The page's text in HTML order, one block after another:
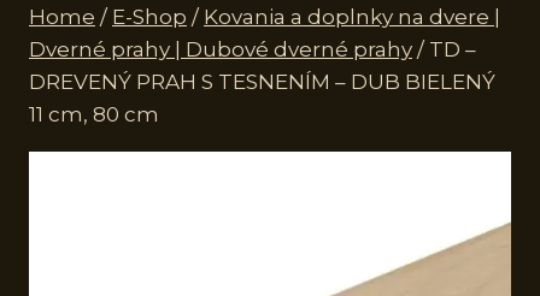
Home / E-Shop / Kovania a doplnky na dvere |
Dverné prahy | Dubové dverné prahy / TD –
DREVENÝ PRAH S TESNENÍM – DUB BIELENÝ
11 cm, 80 cm